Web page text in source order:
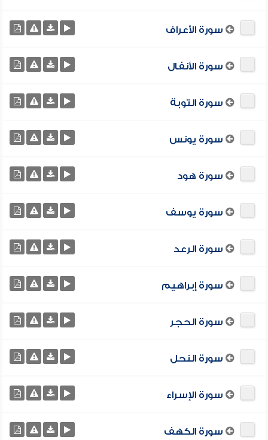
سورة الأعراف
سورة الأنفال
سورة التوبة
سورة يونس
سورة هود
سورة يوسف
سورة الرعد
سورة إبراهيم
سورة الحجر
سورة النحل
سورة الإسراء
سورة الكهف